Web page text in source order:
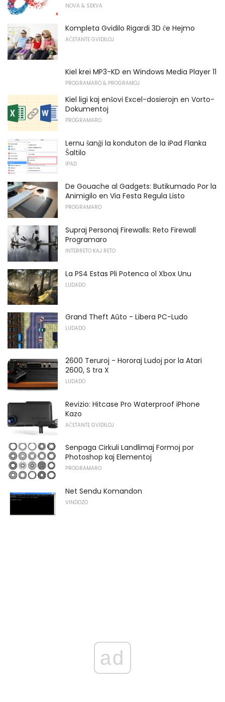
NOVA & SEKVA
Kompleta Gvidilo Rigardi 3D ĉe Hejmo
AĈETANTE GVIDILOJ
Kiel krei MP3-KD en Windows Media Player 11
PROGRAMARO & PROGRAMOJ
Kiel ligi kaj enŝovi Excel-dosierojn en Vorto-
Dokumentoj
PROGRAMARO
Lernu ŝanĝi la konduton de la iPad Flanka
Ŝaltilo
IPAD
De Gouache al Gadgets: Butikumado Por la
Animigilo en Via Festa Regula Listo
PROGRAMARO
Supraj Personaj Firewalls: Reto Firewall
Programaro
INTERRETO KAJ RETO
La PS4 Estas Pli Potenca ol Xbox Unu
LUDADO
Grand Theft Aŭto - Libera PC-Ludo
LUDADO
2600 Teruroj - Hororaj Ludoj por la Atari
2600, S tra X
LUDADO
Revizio: Hitcase Pro Waterproof iPhone
Kazo
AĈETANTE GVIDILOJ
Senpaga Cirkuli Landlimaj Formoj por
Photoshop kaj Elementoj
PROGRAMARO
Net Sendu Komandon
VINDOZO
ad